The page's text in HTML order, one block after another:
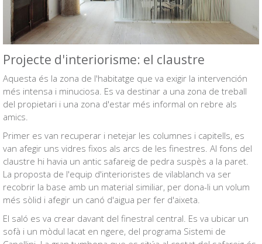
Projecte d'interiorisme: el claustre
Aquesta és la zona de l'habitatge que va exigir la intervención
més intensa i minuciosa. Es va destinar a una zona de treball
del propietari i una zona d'estar més informal on rebre als
amics.
Primer es van recuperar i netejar les columnes i capitells, es
van afegir uns vidres fixos als arcs de les finestres. Al fons del
claustre hi havia un antic safareig de pedra suspès a la paret.
La proposta de l'equip d'interioristes de vilablanch va ser
recobrir la base amb un material similiar, per dona-li un volum
més sòlid i afegir un canó d'aigua per fer d'aixeta.
El saló es va crear davant del finestral central. Es va ubicar un
sofà i un mòdul lacat en ngere, del programa Sistemi de